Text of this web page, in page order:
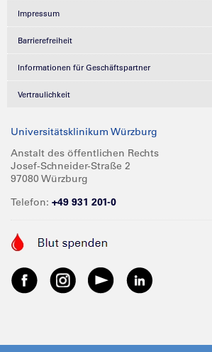
Impressum
Barrierefreiheit
Informationen für Geschäftspartner
Vertraulichkeit
Universitätsklinikum Würzburg
Anstalt des öffentlichen Rechts
Josef-Schneider-Straße 2
97080 Würzburg
Telefon: +49 931 201-0